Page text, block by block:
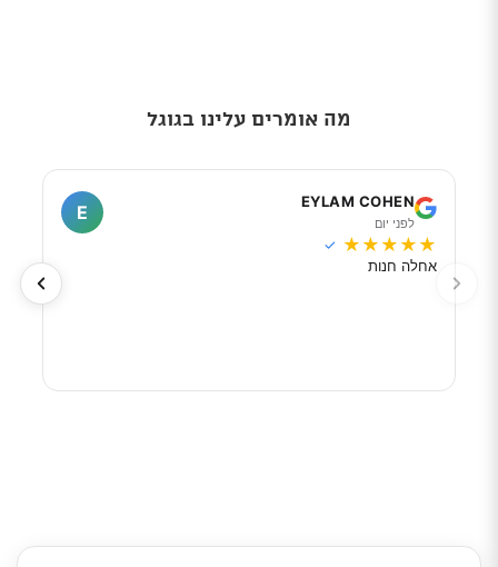
מה אומרים עלינו בגוגל
EYLAM COHEN
לפני יום
E
★
★
★
★
★
✓
אחלה חנות